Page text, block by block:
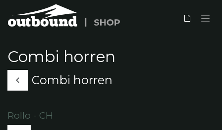
Zum Inhalt springen
Combi horren
Combi horren
Rollo - CH